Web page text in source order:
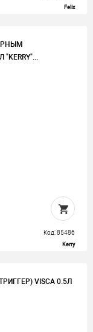
Felix
Код: 85486
Kerry
VISCA 0.5Л